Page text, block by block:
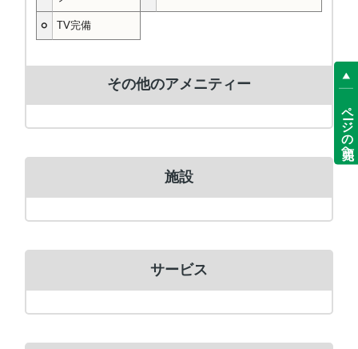
○ TV完備
その他のアメニティー
施設
サービス
ページの先頭へ